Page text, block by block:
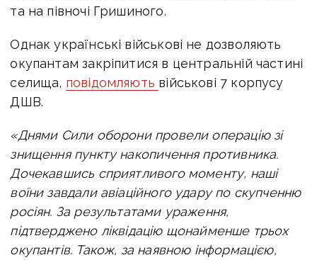
та на півночі Гришиного.
Однак українські військові не дозволяють
окупантам закріпитися в центральній частині
селища, повідомляють військові 7 корпусу
ДШВ.
«Днями Сили оборони провели операцію зі
знищення пункту накопичення противника.
Дочекавшись сприятливого моменту, наші
воїни завдали авіаційного удару по скупченню
росіян. За результатами ураження,
підтверджено ліквідацію щонайменше трьох
окупантів. Також, за наявною інформацією,